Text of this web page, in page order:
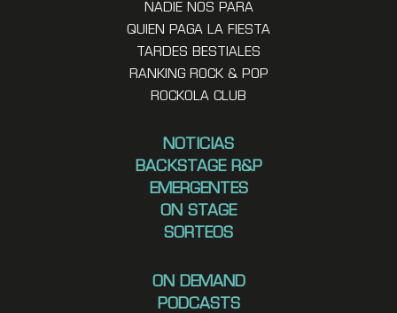
NADIE NOS PARA
QUIEN PAGA LA FIESTA
TARDES BESTIALES
RANKING ROCK & POP
ROCKOLA CLUB
NOTICIAS
BACKSTAGE R&P
EMERGENTES
ON STAGE
SORTEOS
ON DEMAND
PODCASTS